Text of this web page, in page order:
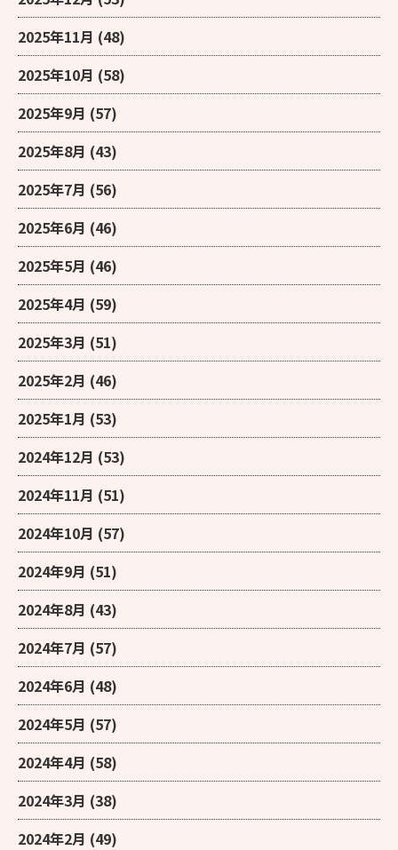
2025年11月 (48)
2025年10月 (58)
2025年9月 (57)
2025年8月 (43)
2025年7月 (56)
2025年6月 (46)
2025年5月 (46)
2025年4月 (59)
2025年3月 (51)
2025年2月 (46)
2025年1月 (53)
2024年12月 (53)
2024年11月 (51)
2024年10月 (57)
2024年9月 (51)
2024年8月 (43)
2024年7月 (57)
2024年6月 (48)
2024年5月 (57)
2024年4月 (58)
2024年3月 (38)
2024年2月 (49)